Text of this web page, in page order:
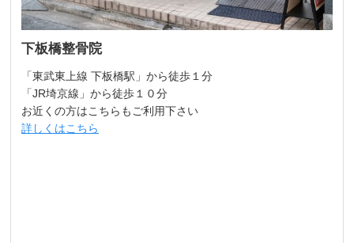
下板橋整骨院
「東武東上線 下板橋駅」から徒歩１分
「JR埼京線」から徒歩１０分
お近くの方はこちらもご利用下さい
詳しくはこちら